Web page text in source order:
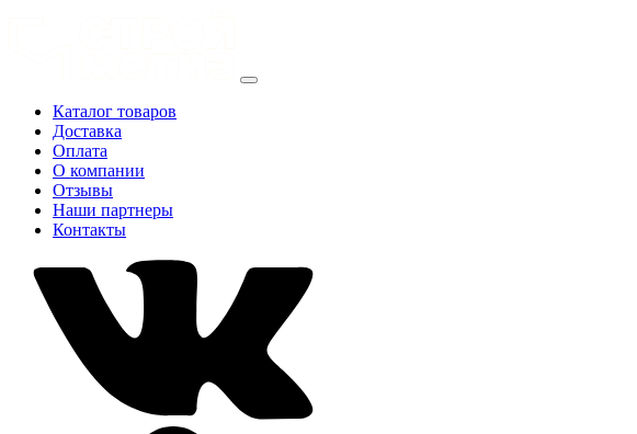
Каталог товаров
Доставка
Оплата
О компании
Отзывы
Наши партнеры
Контакты